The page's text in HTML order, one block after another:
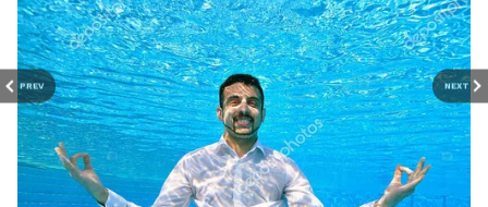
PREV NEXT
RECOMMENDED STORIES